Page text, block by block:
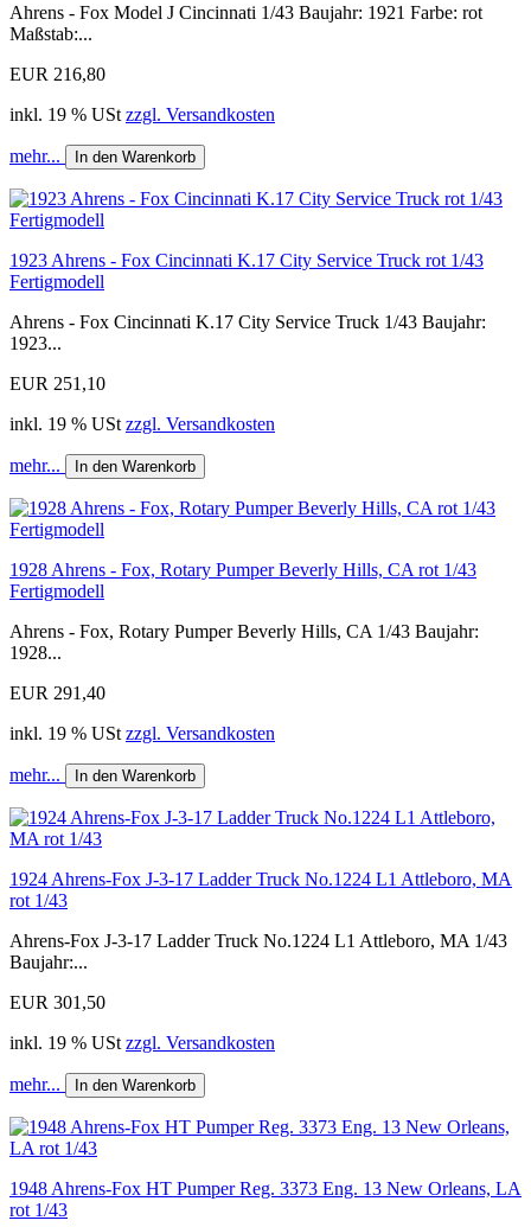
Ahrens - Fox Model J Cincinnati 1/43 Baujahr: 1921 Farbe: rot
Maßstab:...
EUR 216,80
inkl. 19 % USt zzgl. Versandkosten
mehr... In den Warenkorb
1923 Ahrens - Fox Cincinnati K.17 City Service Truck rot 1/43
Fertigmodell
Ahrens - Fox Cincinnati K.17 City Service Truck 1/43 Baujahr:
1923...
EUR 251,10
inkl. 19 % USt zzgl. Versandkosten
mehr... In den Warenkorb
1928 Ahrens - Fox, Rotary Pumper Beverly Hills, CA rot 1/43
Fertigmodell
Ahrens - Fox, Rotary Pumper Beverly Hills, CA 1/43 Baujahr:
1928...
EUR 291,40
inkl. 19 % USt zzgl. Versandkosten
mehr... In den Warenkorb
1924 Ahrens-Fox J-3-17 Ladder Truck No.1224 L1 Attleboro, MA
rot 1/43
Ahrens-Fox J-3-17 Ladder Truck No.1224 L1 Attleboro, MA 1/43
Baujahr:...
EUR 301,50
inkl. 19 % USt zzgl. Versandkosten
mehr... In den Warenkorb
1948 Ahrens-Fox HT Pumper Reg. 3373 Eng. 13 New Orleans, LA
rot 1/43